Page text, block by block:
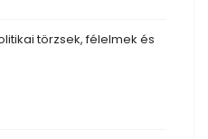
törzsek, félelmek és